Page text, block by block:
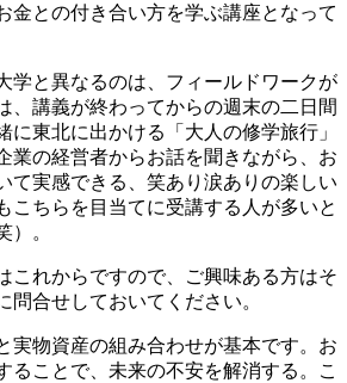
金との付き合い方を学ぶ講座となって
学と異なるのは、フィールドワークが
、講義が終わってからの週末の二日間
に東北に出かける「大人の修学旅行」
業の経営者からお話を聞きながら、お
て実感できる、笑あり涙ありの楽しい
こちらを目当てに受講する人が多いと
）。
これからですので、ご興味ある方はそ
問合せしておいてください。
実物資産の組み合わせが基本です。お
ることで、未来の不安を解消する。こ